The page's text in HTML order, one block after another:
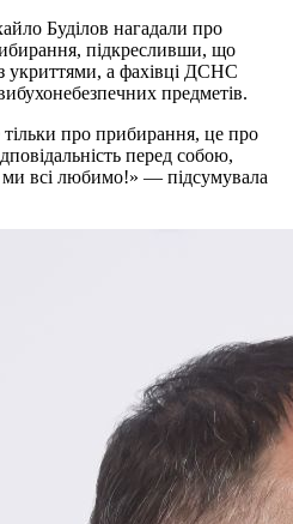
Буділов нагадали про
підкресливши, що
з укриттями, а фахівці ДСНС
предметів.
про прибирання, це про
перед собою,
ми всі любимо!» — підсумувала